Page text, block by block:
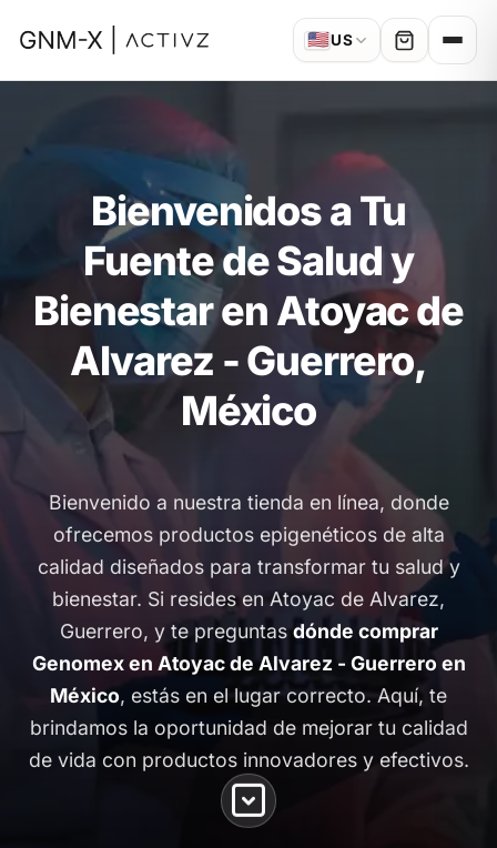
🇺🇸US
Bienvenidos a Tu
Fuente de Salud y
Bienestar en Atoyac de
Alvarez - Guerrero,
México
Bienvenido a nuestra tienda en línea, donde
ofrecemos productos epigenéticos de alta
calidad diseñados para transformar tu salud y
bienestar. Si resides en Atoyac de Alvarez,
Guerrero, y te preguntasdónde comprar
Genomex en Atoyac de Alvarez - Guerrero en
México, estás en el lugar correcto. Aquí, te
brindamos la oportunidad de mejorar tu calidad
de vida con productos innovadores y efectivos.